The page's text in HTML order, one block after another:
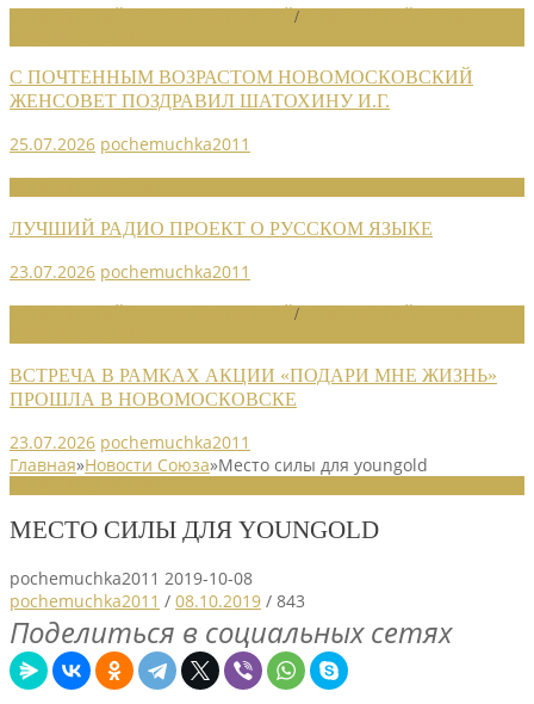
/
С ПОЧТЕННЫМ ВОЗРАСТОМ НОВОМОСКОВСКИЙ
ЖЕНСОВЕТ ПОЗДРАВИЛ ШАТОХИНУ И.Г.
25.07.2026 pochemuchka2011
ЛУЧШИЙ РАДИО ПРОЕКТ О РУССКОМ ЯЗЫКЕ
23.07.2026 pochemuchka2011
/
ВСТРЕЧА В РАМКАХ АКЦИИ «ПОДАРИ МНЕ ЖИЗНЬ»
ПРОШЛА В НОВОМОСКОВСКЕ
23.07.2026 pochemuchka2011
Главная»Новости Союза»Место силы для youngold
МЕСТО СИЛЫ ДЛЯ YOUNGOLD
pochemuchka2011 2019-10-08
pochemuchka2011 / 08.10.2019 / 843
Поделиться в социальных сетях